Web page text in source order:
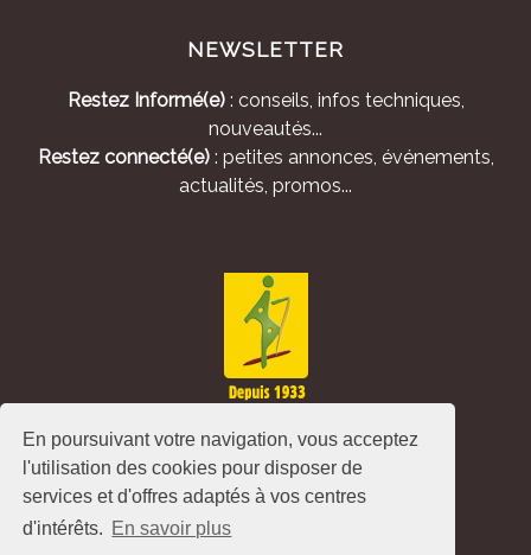
En poursuivant votre navigation, vous acceptez
l'utilisation des cookies pour disposer de
services et d'offres adaptés à vos centres
d'intérêts. En savoir plus
NEWSLETTER
Restez Informé(e): conseils, infos techniques,
nouveautés...
Restez connecté(e): petites annonces, événements,
actualités, promos...